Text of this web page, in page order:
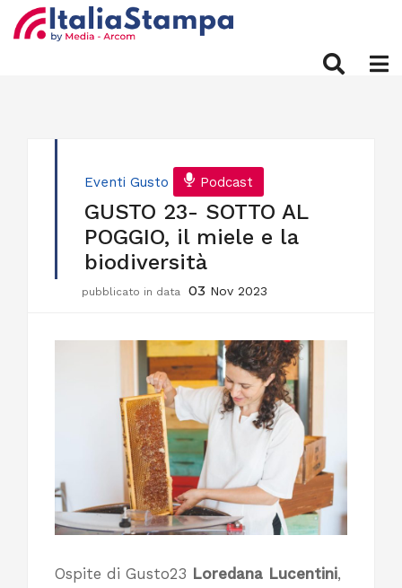
Eventi Gusto Podcast
GUSTO 23- SOTTO AL
POGGIO, il miele e la
biodiversità
pubblicato in data 03 Nov 2023
Ospite di Gusto23 Loredana Lucentini,